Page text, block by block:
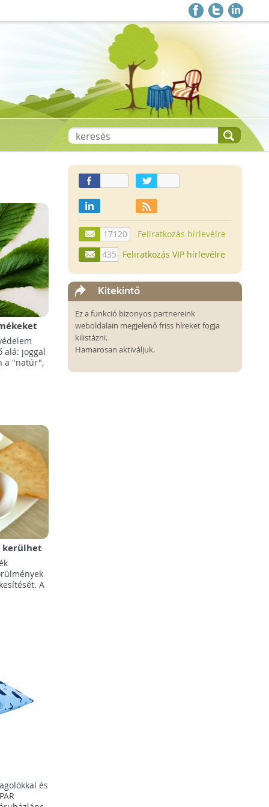
alá: joggal
a "natúr",
kerülhet
A
nál!
és
17120
Feliratkozás hírlevélre
435
Feliratkozás VIP hírlevélre
Kitekintő
Ez a funkció bizonyos partnereink
weboldalain megjelenő friss híreket fogja
kilistázni.
Hamarosan aktiváljuk.